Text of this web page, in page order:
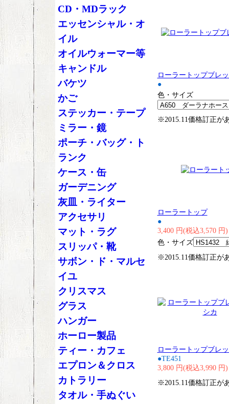
ローラートップブレ
●
色・サイズ
※2015.11価格訂正が
ローラートップ
●
3,400 円(税込3,570 円)
色・サイズ
※2015.11価格訂正が
ローラートップブレ
●TE451
3,800 円(税込3,990 円)
※2015.11価格訂正が
CD・MDラック
エッセンシャル・オ
イル
オイルウォーマー等
キャンドル
バケツ
かご
ステッカー・テープ
ミラー・鏡
ポーチ・バッグ・ト
ランク
ケース・缶
ガーデニング
灰皿・ライター
アクセサリ
マット・ラグ
スリッパ・靴
サボン・ド・マルセ
イユ
クリスマス
グラス
ハンガー
ホーロー製品
ティー・カフェ
エプロン＆クロス
カトラリー
タオル・手ぬぐい